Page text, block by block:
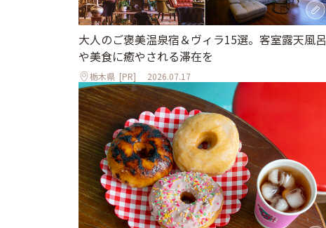
大人のご褒美温泉宿＆ヴィラ15選。客室露天風呂
や美食に癒やされる滞在を
栃木県 [PR] 2026.07.17